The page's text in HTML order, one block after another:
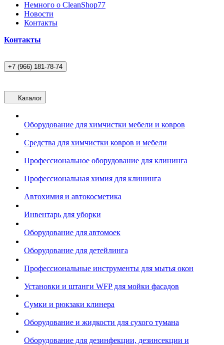
Немного о CleanShop77
Новости
Контакты
Контакты
+7 (966) 181-78-74
Каталог
Оборудование для химчистки мебели и ковров
Средства для химчистки ковров и мебели
Профессиональное оборудование для клининга
Профессиональная химия для клининга
Автохимия и автокосметика
Инвентарь для уборки
Оборудование для автомоек
Оборудование для детейлинга
Профессиональные инструменты для мытья окон
Установки и штанги WFP для мойки фасадов
Сумки и рюкзаки клинера
Оборудование и жидкости для сухого тумана
Оборудование для дезинфекции, дезинсекции и